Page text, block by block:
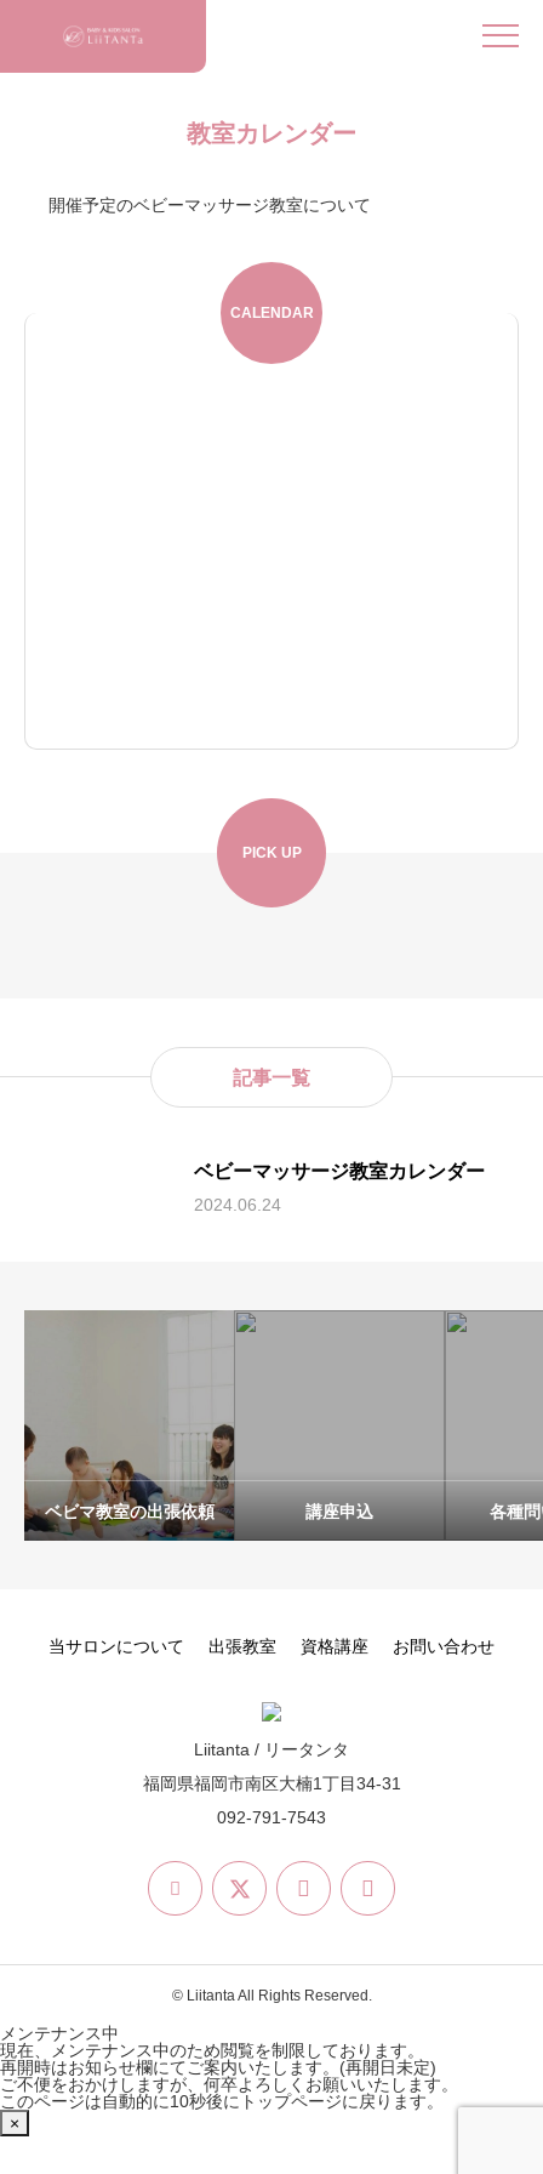
教室カレンダー
開催予定のベビーマッサージ教室について
CALENDAR
PICK UP
記事一覧
ベビーマッサージ教室カレンダー
2024.06.24
ベビマ教室の出張依頼 講座申込 各種
当サロンについて 出張教室 資格講座 お問い合わせ
Liitanta / リータンタ
福岡県福岡市南区大楠1丁目34-31
092-791-7543
© Liitanta All Rights Reserved.
メンテナンス中
現在、メンテナンス中のため閲覧を制限しております。
再開時はお知らせ欄にてご案内いたします。(再開日未定)
ご不便をおかけしますが、何卒よろしくお願いいたします。
このページは自動的に10秒後にトップページに戻ります。
×